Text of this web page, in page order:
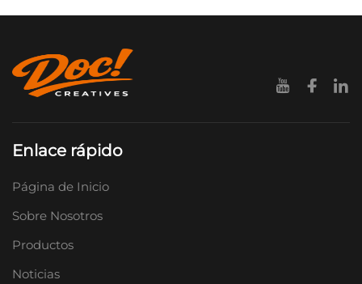
Enlace rápido
Página de Inicio
Sobre Nosotros
Productos
Noticias